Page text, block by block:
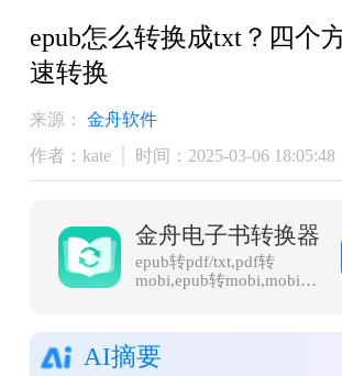
​epub怎么转换成txt？四个
速转换
来源：
金舟软件
作者：kate
时间：2025-03-06 18:05:48
金舟电子书转换器
epub转pdf/txt,pdf转
mobi,epub转mobi,mobi转
AI摘要